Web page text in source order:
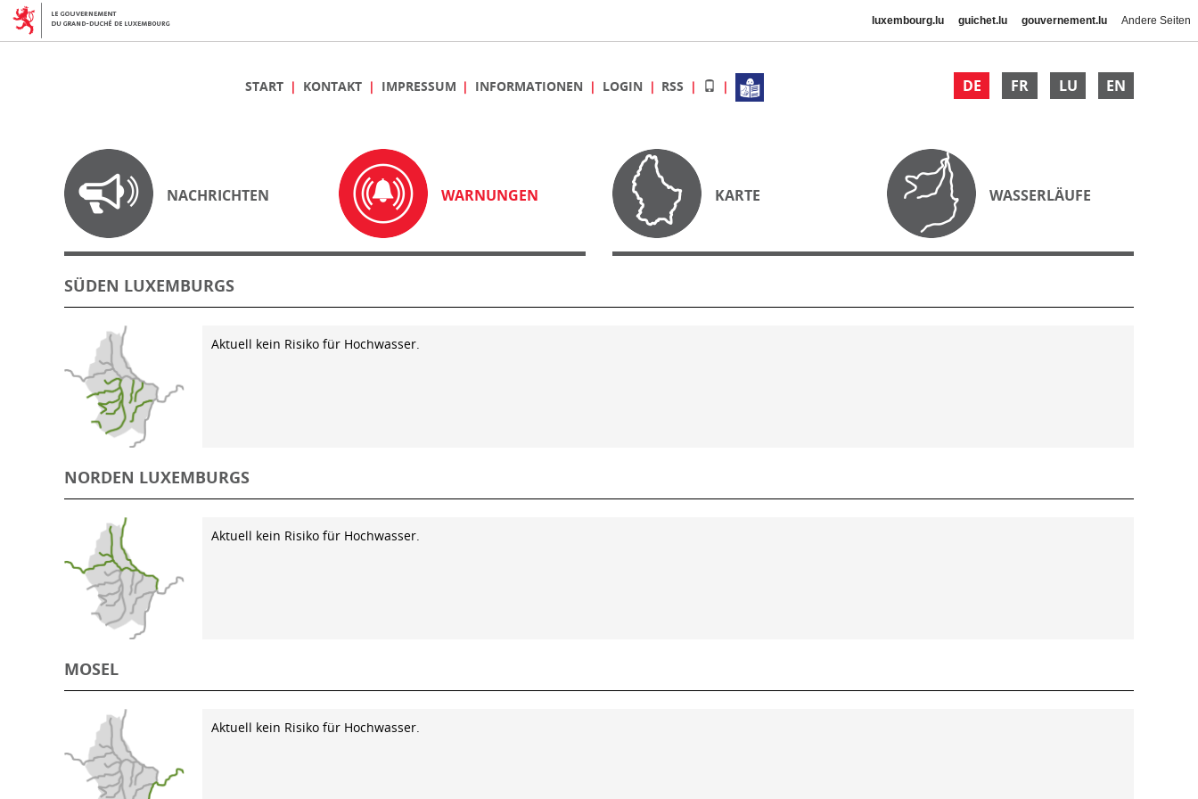
luxembourg.lu guichet.lu gouvernement.lu Andere Seiten
DE FR LU EN
START KONTAKT IMPRESSUM INFORMATIONEN LOGIN RSS
NACHRICHTEN WARNUNGEN KARTE WASSERLÄUFE
SÜDEN LUXEMBURGS
Aktuell kein Risiko für Hochwasser.
NORDEN LUXEMBURGS
Aktuell kein Risiko für Hochwasser.
MOSEL
Aktuell kein Risiko für Hochwasser.